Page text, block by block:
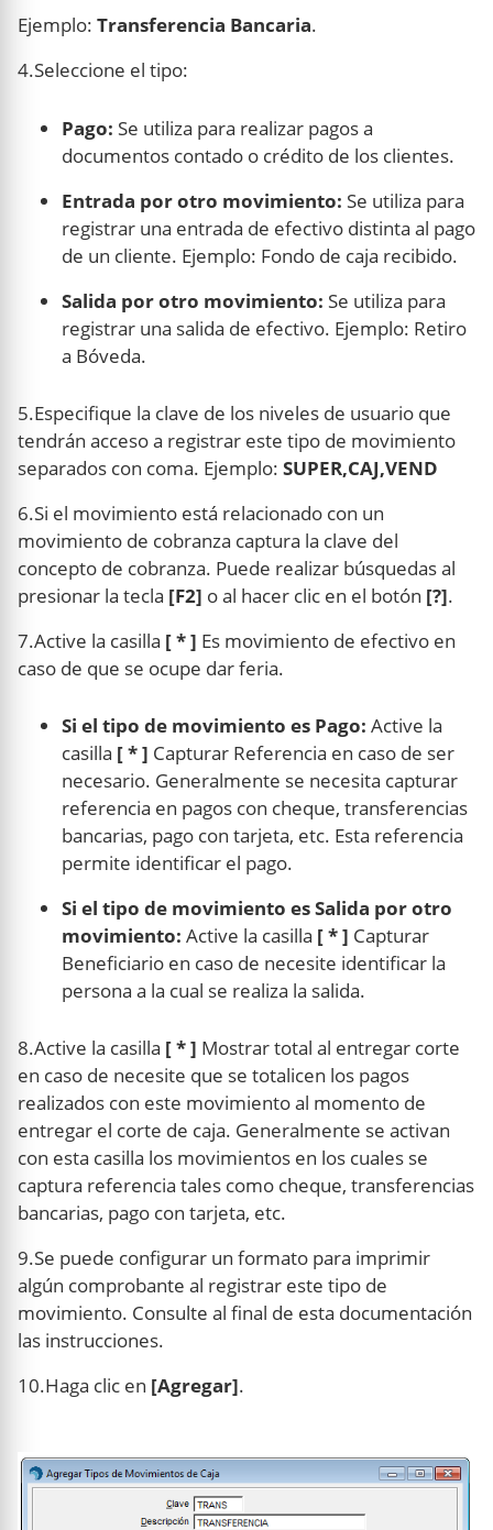
Ejemplo: Transferencia Bancaria.
4.Seleccione el tipo:
Pago: Se utiliza para realizar pagos a
documentos contado o crédito de los clientes.
Entrada por otro movimiento: Se utiliza para
registrar una entrada de efectivo distinta al pago
de un cliente. Ejemplo: Fondo de caja recibido.
Salida por otro movimiento: Se utiliza para
registrar una salida de efectivo. Ejemplo: Retiro
a Bóveda.
5.Especifique la clave de los niveles de usuario que
tendrán acceso a registrar este tipo de movimiento
separados con coma. Ejemplo: SUPER,CAJ,VEND
6.Si el movimiento está relacionado con un
movimiento de cobranza captura la clave del
concepto de cobranza. Puede realizar búsquedas al
presionar la tecla [F2] o al hacer clic en el botón [?].
7.Active la casilla [ * ] Es movimiento de efectivo en
caso de que se ocupe dar feria.
Si el tipo de movimiento es Pago: Active la
casilla [ * ] Capturar Referencia en caso de ser
necesario. Generalmente se necesita capturar
referencia en pagos con cheque, transferencias
bancarias, pago con tarjeta, etc. Esta referencia
permite identificar el pago.
Si el tipo de movimiento es Salida por otro
movimiento: Active la casilla [ * ] Capturar
Beneficiario en caso de necesite identificar la
persona a la cual se realiza la salida.
8.Active la casilla [ * ] Mostrar total al entregar corte
en caso de necesite que se totalicen los pagos
realizados con este movimiento al momento de
entregar el corte de caja. Generalmente se activan
con esta casilla los movimientos en los cuales se
captura referencia tales como cheque, transferencias
bancarias, pago con tarjeta, etc.
9.Se puede configurar un formato para imprimir
algún comprobante al registrar este tipo de
movimiento. Consulte al final de esta documentación
las instrucciones.
10.Haga clic en [Agregar].